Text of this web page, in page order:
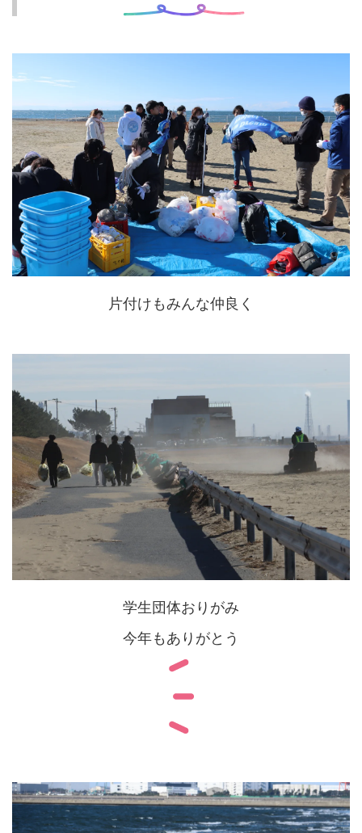
片付けもみんな仲良く
学生団体おりがみ
今年もありがとう